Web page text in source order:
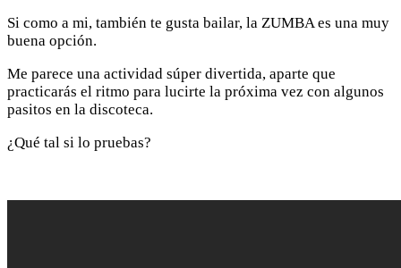
Si como a mi, también te gusta bailar, la ZUMBA es una muy
buena opción.
Me parece una actividad súper divertida, aparte que
practicarás el ritmo para lucirte la próxima vez con algunos
pasitos en la discoteca.
¿Qué tal si lo pruebas?